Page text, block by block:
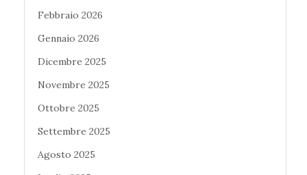
Febbraio 2026
Gennaio 2026
Dicembre 2025
Novembre 2025
Ottobre 2025
Settembre 2025
Agosto 2025